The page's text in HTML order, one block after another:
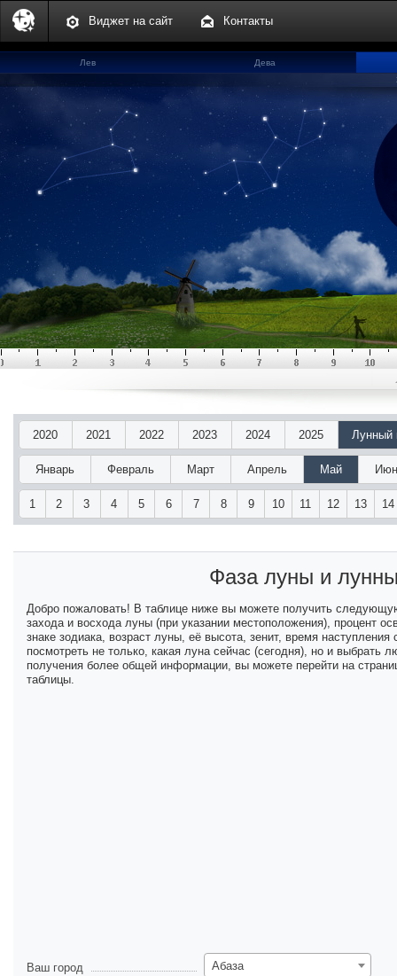
Виджет на сайт Контакты
Лев
Дева
2020 2021 2022 2023 2024 2025 Лунный
Январь Февраль Март Апрель Май
1 2 3 4 5 6 7 8 9 10 11 12 13 14
Фаза луны и
Добро пожаловать! В таблице ниже вы можете получить
захода и восхода луны (при указании местоположения), процент
знаке зодиака, возраст луны, её высота, зенит, время
посмотреть не только, какая луна сейчас (сегодня), но и
получения более общей информации, вы можете перейти на
таблицы.
Ваш город Абаза